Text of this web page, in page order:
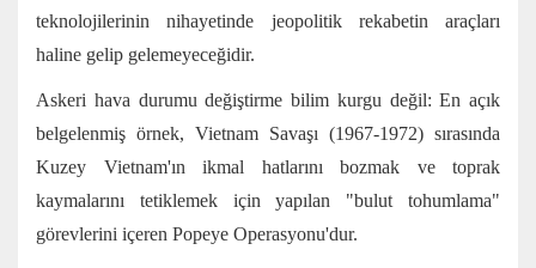
teknolojilerinin nihayetinde jeopolitik rekabetin araçları
haline gelip gelemeyeceğidir.
Askeri hava durumu değiştirme bilim kurgu değil: En açık
belgelenmiş örnek, Vietnam Savaşı (1967-1972) sırasında
Kuzey Vietnam'ın ikmal hatlarını bozmak ve toprak
kaymalarını tetiklemek için yapılan "bulut tohumlama"
görevlerini içeren Popeye Operasyonu'dur.